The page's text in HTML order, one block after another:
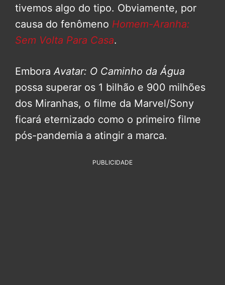
tivemos algo do tipo. Obviamente, por
causa do fenômeno Homem-Aranha:
Sem Volta Para Casa.
EmboraAvatar: O Caminho da Água
possa superar os 1 bilhão e 900 milhões
dos Miranhas, o filme da Marvel/Sony
ficará eternizado como o primeiro filme
pós-pandemia a atingir a marca.
PUBLICIDADE